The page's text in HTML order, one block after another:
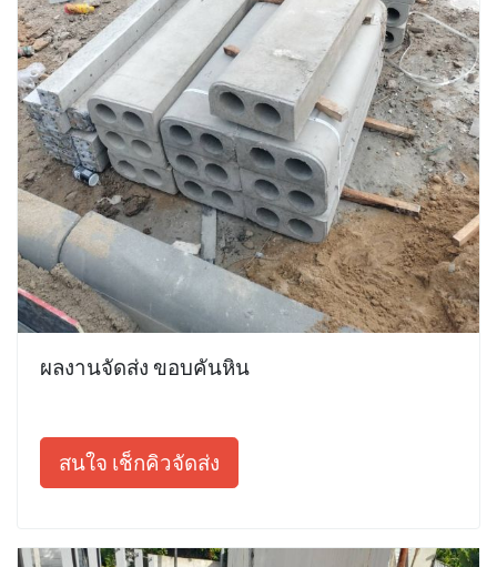
ผลงานจัดส่ง ขอบคันหิน
สนใจ เช็กคิวจัดส่ง